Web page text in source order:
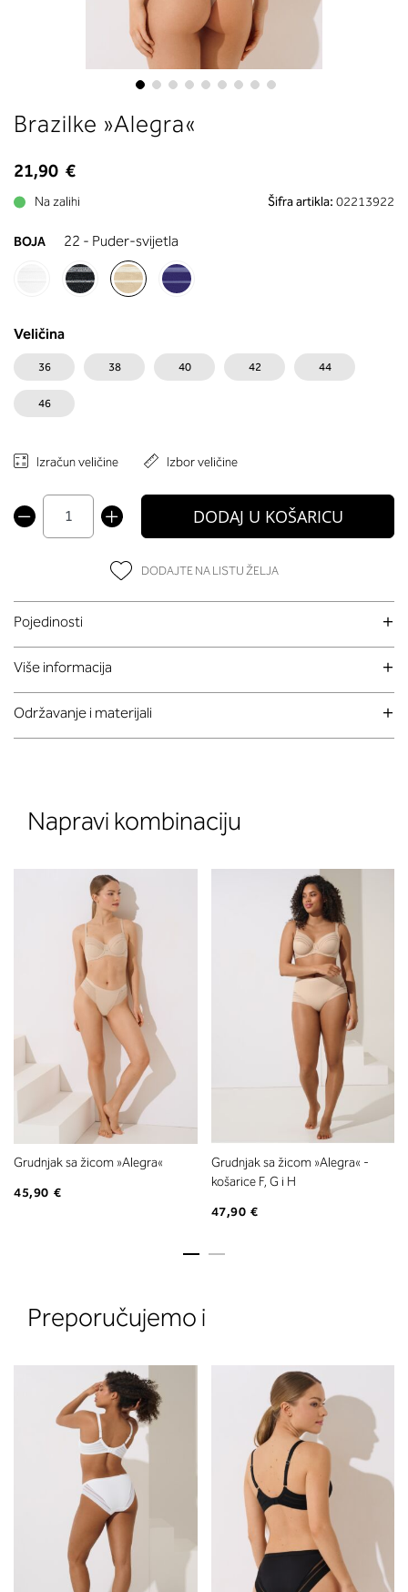
to
beginning
the
gallery
Brazilke »Alegra«
21,90 €
Na zalihi Šifra artikla: 02213922
BOJA 22 - Puder-svijetla
Veličina
36 38 40 42 44
46
Izračun veličine Izbor veličine
DODAJ U KOŠARICU
DODAJTE NA LISTU ŽELJA
Pojedinosti
Više informacija
Održavanje i materijali
Napravi kombinaciju
Grudnjak sa žicom »Alegra«
45,90 €
Grudnjak sa žicom »Alegra« -
košarice F, G i H
47,90 €
Preporučujemo i
boste prebrali, katera globina
ustreza vaši meri (A, B …) – iščite v
stolpcu, ki ste ga določili s
obsegom.
2. Prsni obseg
Izmerite prsni obseg. Šiviljski
položite čez hrbet v višini
izreza in čez prsi, v višini bradavic
vdolbine med prsmi. V razdelku 2.
boste prebrali, katera globina
ustreza vaši meri (A, B …) – iščite v
stolpcu, ki ste ga določili s
obsegom.